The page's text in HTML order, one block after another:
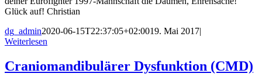
Glück auf! Christian
dg_admin2020-06-15T22:37:05+02:0019. Mai 2017|
Weiterlesen
Craniomandibulärer Dysfunktion (CMD)